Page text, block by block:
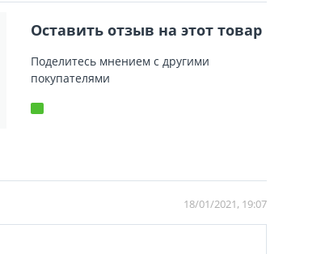
Оставить отзыв на этот товар
Поделитесь мнением с другими
покупателями
18/01/2021, 19:07